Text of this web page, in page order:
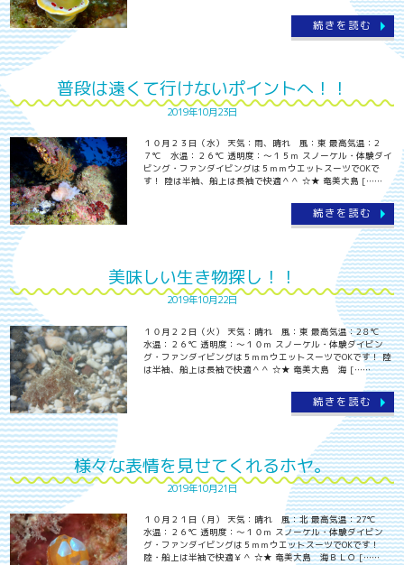
続きを読む
普段は遠くて行けないポイントへ！！
2019年10月23日
１０月２３日（水） 天気：雨、晴れ 風：東 最高気温：2
７℃ 水温：２６℃ 透明度：～１５ｍ スノーケル・体験ダイ
ビング・ファンダイビングは５ｍｍウエットスーツでOKで
す！ 陸は半袖、船上は長袖で快適＾＾ ☆★ 奄美大島 [……
続きを読む
美味しい生き物探し！！
2019年10月22日
１０月２２日（火） 天気：晴れ 風：東 最高気温：2８℃
水温：２６℃ 透明度：～１０ｍ スノーケル・体験ダイビン
グ・ファンダイビングは５ｍｍウエットスーツでOKです！ 陸
は半袖、船上は長袖で快適＾＾ ☆★ 奄美大島 海 [……
続きを読む
様々な表情を見せてくれるホヤ。
2019年10月21日
１０月２１日（月） 天気：晴れ 風：北 最高気温：27℃
水温：２６℃ 透明度：～１０ｍ スノーケル・体験ダイビン
グ・ファンダイビングは５ｍｍウエットスーツでOKです！
陸・船上は半袖で快適￥＾ ☆★ 奄美大島 海ＢＬＯ [……